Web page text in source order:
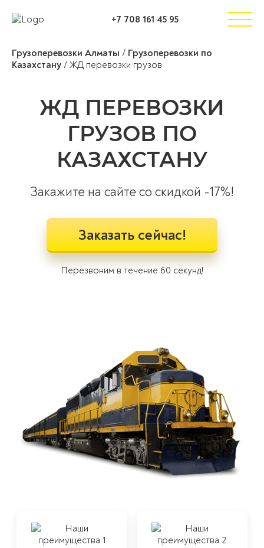
+7 708 161 45 95
Грузоперевозки Алматы / Грузоперевозки по
Казахстану / ЖД перевозки грузов
ЖД ПЕРЕВОЗКИ
ГРУЗОВ ПО
КАЗАХСТАНУ
Закажите на сайте со скидкой -17%!
Заказать сейчас!
Перезвоним в течение 60 секунд!